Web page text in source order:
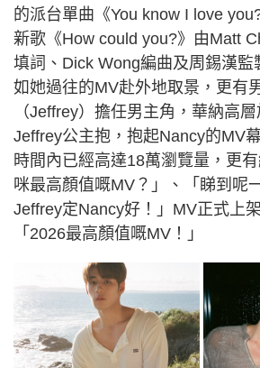
的派台單曲《You know I love
新歌《How could you?》由Matt
填詞、Dick Wong編曲及周錫漢監
如她過往的MV赴外地取景，更有
（Jeffrey）擔任男主角，華納高
Jeffrey公主抱，抱起Nancy的MV
時間內已經高達18萬瀏覽量，更
咪最高顏值嘅MV？」、「睇到呢
Jeffrey定Nancy好！」MV正式上
「2026最高顏值嘅MV！」